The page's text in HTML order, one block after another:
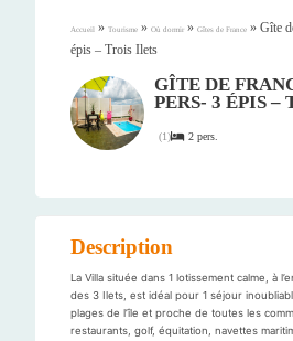
Accueil » Tourisme » Où dormir » Gîtes de France » Gîte
épis – Trois Ilets
GÎTE DE
PERS- 3 ÉPIS –
(1) 2 pers.
Description
La Villa située dans 1 lotissement calme, à
des 3 Ilets, est idéal pour 1 séjour
plages de l’île et proche de toutes les
restaurants, golf, équitation, navettes